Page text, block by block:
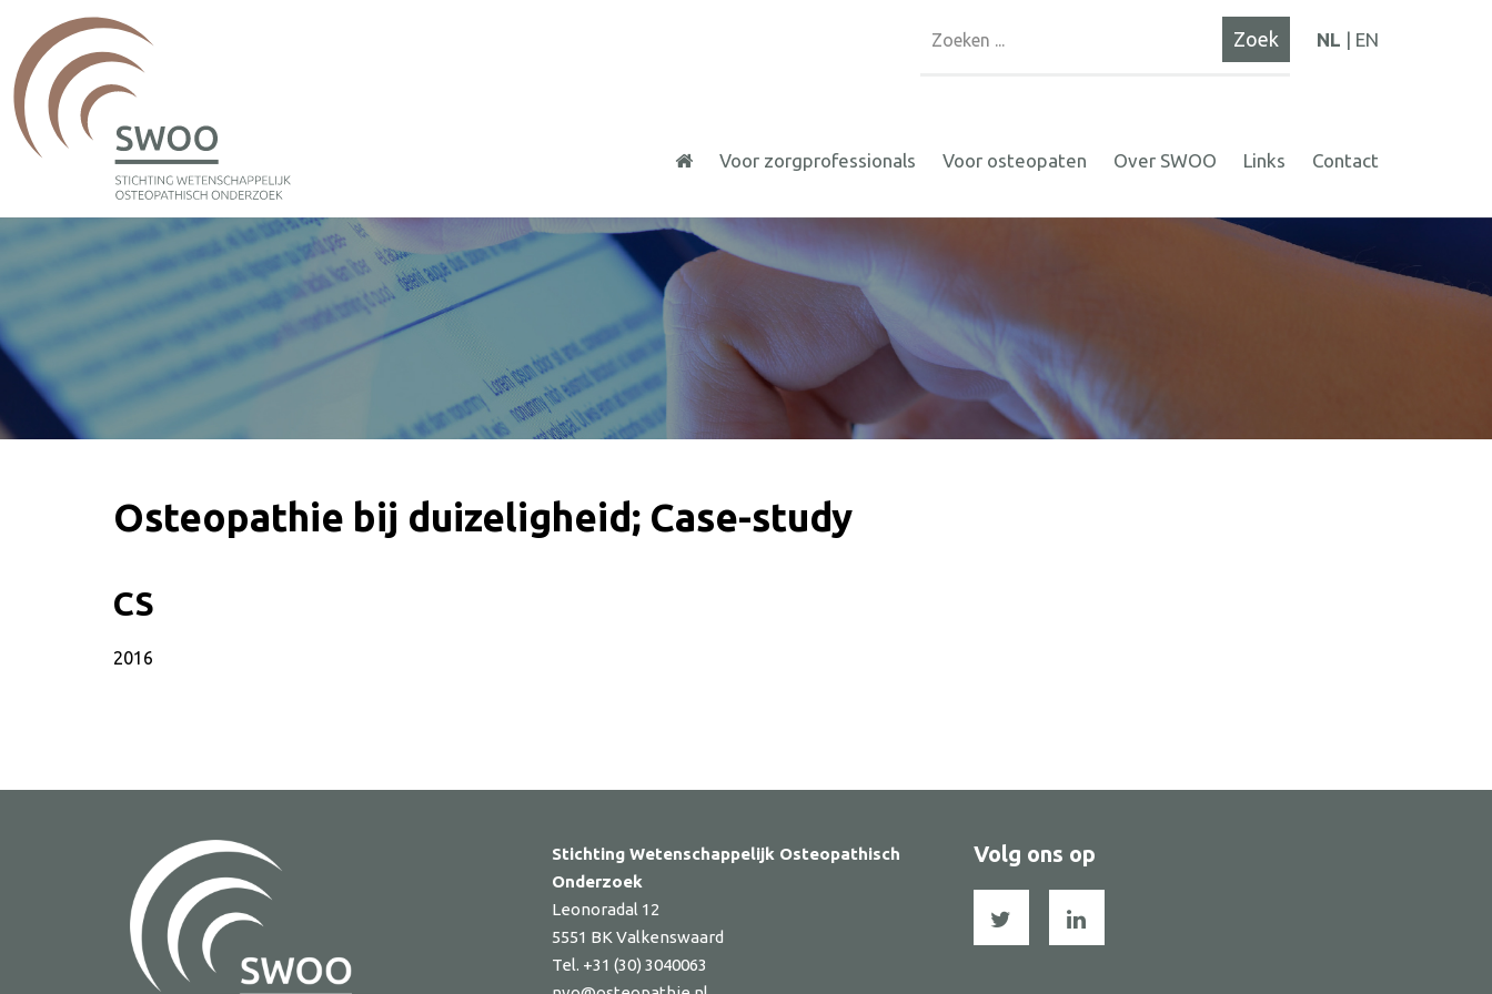
NL EN
Voor zorgprofessionals Voor osteopaten Over SWOO Links Contact
SWOO literatuurzoeker
Osteopathie bij duizeligheid; Case-study
CS
2016
Stichting Wetenschappelijk Osteopathisch
Onderzoek
Leonoradal 12
5551 BK Valkenswaard
Tel. +31 (30) 3040063
Volg ons op